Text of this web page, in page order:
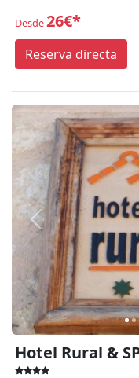
Desde26€*
Reserva directa
Anterior
Hotel Rural &